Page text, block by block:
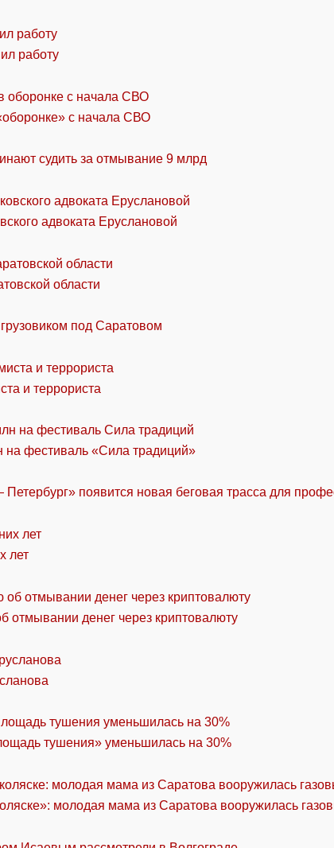
работу
с начала СВО
судить за отмывание 9 млрд
адвоката Еруслановой
области
под Саратовом
и террориста
на фестиваль «Сила традиций»
появится новая беговая трасса для
лет
отмывании денег через криптовалюту
тушения» уменьшилась на 30%
молодая мама из Саратова вооружилась